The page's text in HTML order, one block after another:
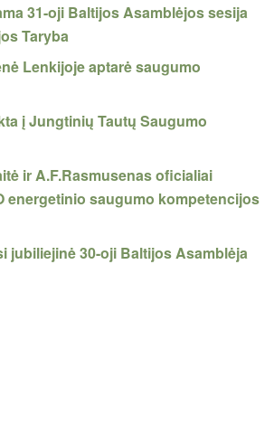
31-oji Baltijos Asamblėjos sesija
Taryba
Lenkijoje aptarė saugumo
į Jungtinių Tautų Saugumo
ir A.F.Rasmusenas oficialiai
energetinio saugumo kompetencijos
jubiliejinė 30-oji Baltijos Asamblėja